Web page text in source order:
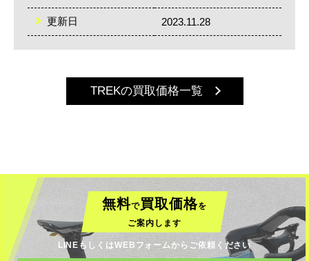
更新日 2023.11.28
TREKの買取価格一覧
無料で買取価格を
ご案内します
LINEもしくはWEBフォームからご依頼ください